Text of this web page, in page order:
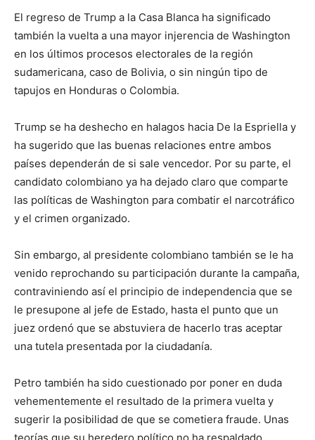
El regreso de Trump a la Casa Blanca ha significado
también la vuelta a una mayor injerencia de Washington
en los últimos procesos electorales de la región
sudamericana, caso de Bolivia, o sin ningún tipo de
tapujos en Honduras o Colombia.
Trump se ha deshecho en halagos hacia De la Espriella y
ha sugerido que las buenas relaciones entre ambos
países dependerán de si sale vencedor. Por su parte, el
candidato colombiano ya ha dejado claro que comparte
las políticas de Washington para combatir el narcotráfico
y el crimen organizado.
Sin embargo, al presidente colombiano también se le ha
venido reprochando su participación durante la campaña,
contraviniendo así el principio de independencia que se
le presupone al jefe de Estado, hasta el punto que un
juez ordenó que se abstuviera de hacerlo tras aceptar
una tutela presentada por la ciudadanía.
Petro también ha sido cuestionado por poner en duda
vehementemente el resultado de la primera vuelta y
sugerir la posibilidad de que se cometiera fraude. Unas